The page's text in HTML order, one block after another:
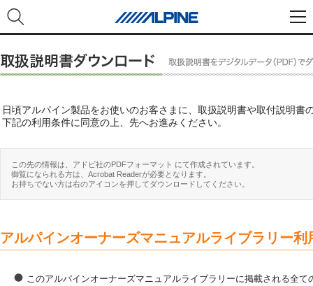
日頃アルパイン製品をお使いのお客さまに、取扱説明書や取付説明書
下記の利用条件に同意の上、先へお進みください。
この先の情報は、アドビ社のPDFフォーマット にて作成されています。
御覧になられる方は、Acrobat Readerが必要となります。
お持ちでない方は右のアイコンを押してダウンロードしてください。
アルパインオーナーズマニュアルライブラリー利
このアルパインオーナーズマニュアルライブラリーに掲載される全